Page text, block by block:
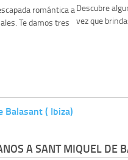
romántica a
Te damos tres
Descubre
vez que
Balasant ( Ibiza)
A SANT MIQUEL DE